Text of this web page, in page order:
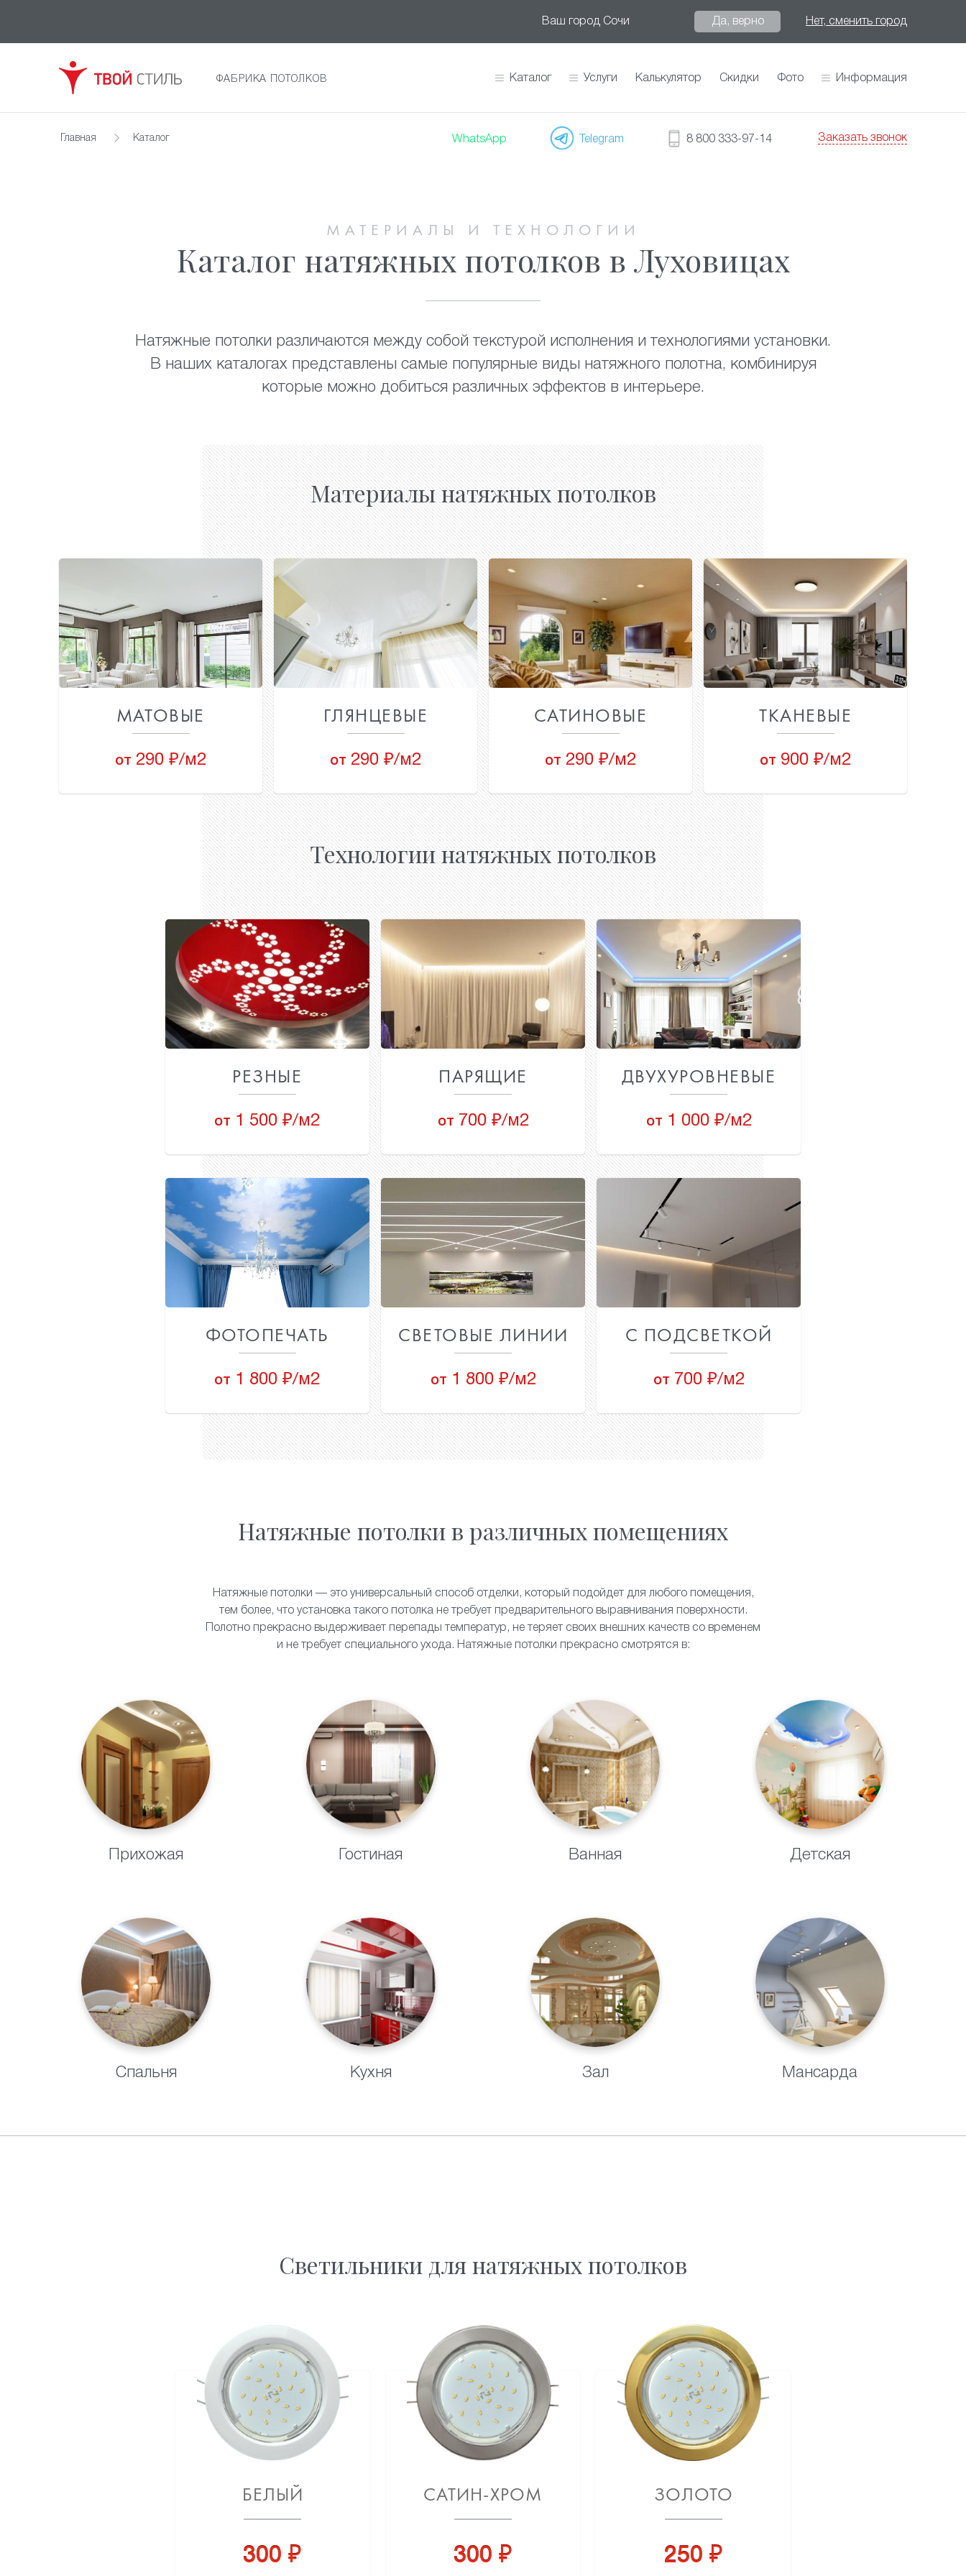
Ваш город Сочи Да, верно Нет, сменить город
ФАБРИКА ПОТОЛКОВ Каталог Услуги Калькулятор Скидки Фото Информация
Главная Каталог WhatsApp Telegram 8 800 333-97-14 Заказать звонок
МАТЕРИАЛЫ И ТЕХНОЛОГИИ
Каталог натяжных потолков в Луховицах
Натяжные потолки различаются между собой текстурой исполнения и технологиями установки.
В наших каталогах представлены самые популярные виды натяжного полотна, комбинируя
которые можно добиться различных эффектов в интерьере.
Материалы натяжных потолков
МАТОВЫЕ
от 290 ₽/м2
ГЛЯНЦЕВЫЕ
от 290 ₽/м2
САТИНОВЫЕ
от 290 ₽/м2
ТКАНЕВЫЕ
от 900 ₽/м2
Технологии натяжных потолков
РЕЗНЫЕ
от 1 500 ₽/м2
ПАРЯЩИЕ
от 700 ₽/м2
ДВУХУРОВНЕВЫЕ
от 1 000 ₽/м2
ФОТОПЕЧАТЬ
от 1 800 ₽/м2
СВЕТОВЫЕ ЛИНИИ
от 1 800 ₽/м2
С ПОДСВЕТКОЙ
от 700 ₽/м2
Натяжные потолки в различных помещениях
Натяжные потолки — это универсальный способ отделки, который подойдет для любого помещения,
тем более, что установка такого потолка не требует предварительного выравнивания поверхности.
Полотно прекрасно выдерживает перепады температур, не теряет своих внешних качеств со временем
и не требует специального ухода. Натяжные потолки прекрасно смотрятся в:
Прихожая Гостиная Ванная Детская
Спальня Кухня Зал Мансарда
Светильники для натяжных потолков
БЕЛЫЙ
300 ₽
САТИН-ХРОМ
300 ₽
ЗОЛОТО
250 ₽